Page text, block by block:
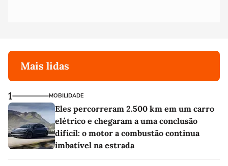
Mais lidas
1 MOBILIDADE
Eles percorreram 2.500 km em um carro
elétrico e chegaram a uma conclusão
difícil: o motor a combustão continua
imbatível na estrada